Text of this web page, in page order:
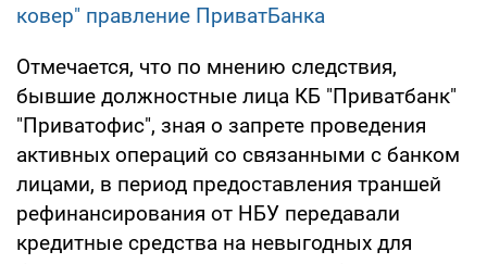
ковер" правление ПриватБанка
Отмечается, что по мнению следствия,
бывшие должностные лица КБ "Приватбанк"
"Приватофис", зная о запрете проведения
активных операций со связанными с банком
лицами, в период предоставления траншей
рефинансирования от НБУ передавали
кредитные средства на невыгодных для